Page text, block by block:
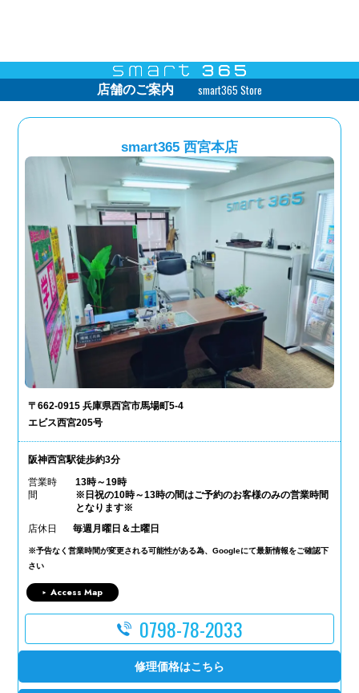
店舗のご案内 smart365 Store
smart365 西宮本店
〒662-0915 兵庫県西宮市馬場町5-4
エビス西宮205号
阪神西宮駅徒歩約3分
営業時
間
13時～19時
※日祝の10時～13時の間はご予約のお客様のみの営業時間
となります※
店休日
毎週月曜日＆土曜日
※予告なく営業時間が変更される可能性がある為、Googleにて最新情報をご確認下
さい
Access Map
0798-78-2033
修理価格はこちら